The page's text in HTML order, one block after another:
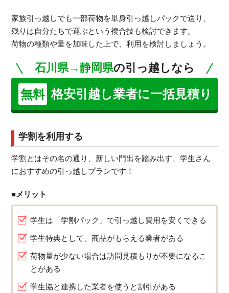
家族引っ越しでも一部荷物を単身引っ越しパックで送り、
残りは自分たちで運ぶという複合技も検討できます。
荷物の種類や量を加味した上で、利用を検討しましょう。
石川県→静岡県の引っ越しなら
無料 格安引越し業者に一括見積り
学割を利用する
学割とはその名の通り、新しい門出を踏み出す、学生さん
におすすめの引っ越しプランです！
■メリット
学生は「学割パック」で引っ越し費用を安くできる
学生特典として、商品がもらえる業者がある
荷物量が少ない場合は訪問見積もりが不要になるこ
とがある
学生協と連携した業者を使うと割引がある